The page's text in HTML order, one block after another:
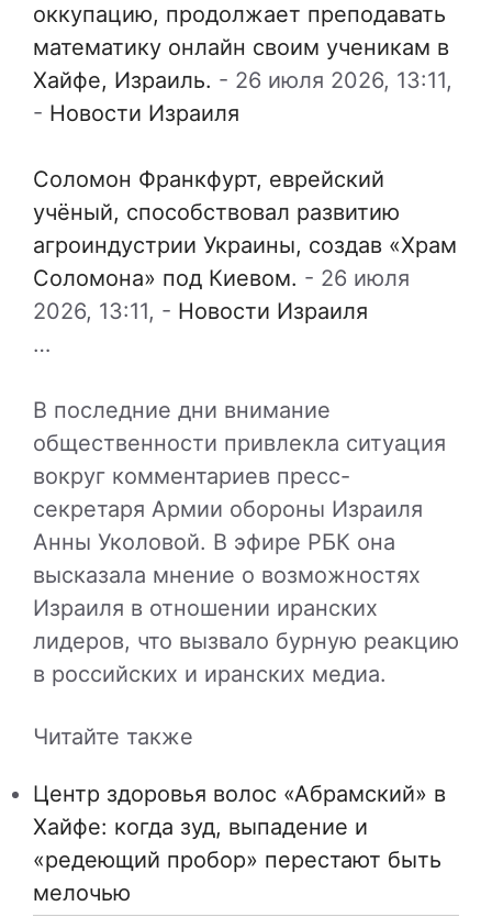
оккупацию, продолжает преподавать
математику онлайн своим ученикам в
Хайфе, Израиль. - 26 июля 2026, 13:11,
- Новости Израиля
Соломон Франкфурт, еврейский
учёный, способствовал развитию
агроиндустрии Украины, создав «Храм
Соломона» под Киевом. - 26 июля
2026, 13:11, - Новости Израиля
…
В последние дни внимание
общественности привлекла ситуация
вокруг комментариев пресс-
секретаря Армии обороны Израиля
Анны Уколовой. В эфире РБК она
высказала мнение о возможностях
Израиля в отношении иранских
лидеров, что вызвало бурную реакцию
в российских и иранских медиа.
Читайте также
Центр здоровья волос «Абрaмский» в
Хайфе: когда зуд, выпадение и
«редеющий пробор» перестают быть
мелочью